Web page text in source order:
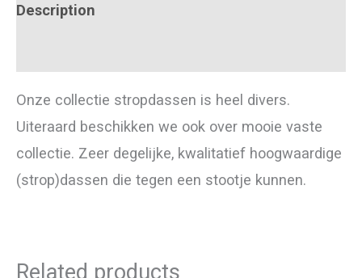
Description
Onze collectie stropdassen is heel divers.
Uiteraard beschikken we ook over mooie vaste
collectie. Zeer degelijke, kwalitatief hoogwaardige
(strop)dassen die tegen een stootje kunnen.
Related products